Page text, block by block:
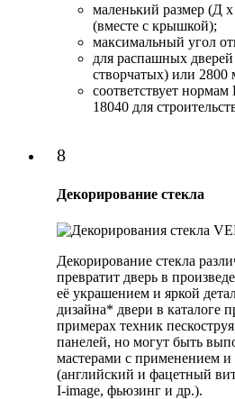
маленький размер (Д
(вместе с крышкой);
максимальный угол
для распашных
створчатых) или 2800
соответствует
18040 для
8
Декорирование стекла
Декорирование стекла
превратит дверь в
её украшением и яркой
дизайна* двери в каталоге
примерах техник
панелей, но могут быть
мастерами с применением и
(английский и фацетный
I-image, фьюзинг и др.).